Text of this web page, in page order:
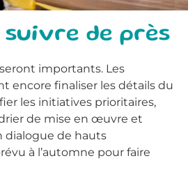
suivre de près
importants. Les
encore finaliser les détails du
les initiatives prioritaires,
de mise en œuvre et
dialogue de hauts
à l’automne pour faire